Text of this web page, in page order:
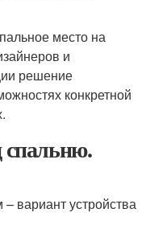
место на
и
решение
конкретной
спальню.
вариант устройства